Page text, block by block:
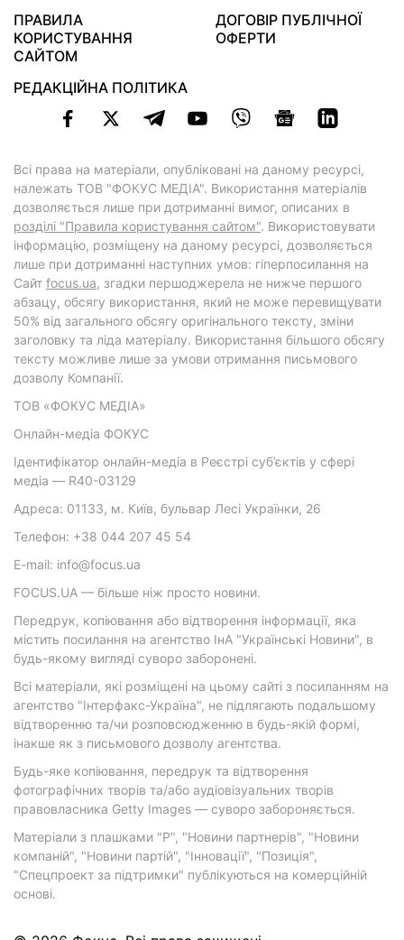
ПРАВИЛА
КОРИСТУВАННЯ
САЙТОМ
ДОГОВІР ПУБЛІЧНОЇ
ОФЕРТИ
РЕДАКЦІЙНА ПОЛІТИКА
Всі права на матеріали, опубліковані на даному ресурсі,
належать ТОВ "ФОКУС МЕДІА". Використання матеріалів
дозволяється лише при дотриманні вимог, описаних в
розділі "Правила користування сайтом". Використовувати
інформацію, розміщену на даному ресурсі, дозволяється
лише при дотриманні наступних умов: гіперпосилання на
Cайт focus.ua, згадки першоджерела не нижче першого
абзацу, обсягу використання, який не може перевищувати
50% від загального обсягу оригінального тексту, зміни
заголовку та ліда матеріалу. Використання більшого обсягу
тексту можливе лише за умови отримання письмового
дозволу Компанії.
ТОВ «ФОКУС МЕДІА»
Онлайн-медіа ФОКУС
Ідентифікатор онлайн-медіа в Реєстрі суб’єктів у сфері
медіа — R40-03129
Адреса: 01133, м. Київ, бульвар Лесі Українки, 26
Телефон: +38 044 207 45 54
E-mail: info@focus.ua
FOCUS.UA — більше ніж просто новини.
Передрук, копіювання або відтворення інформації, яка
містить посилання на агентство ІнА "Українські Новини", в
будь-якому вигляді суворо заборонені.
Всі матеріали, які розміщені на цьому сайті з посиланням на
агентство "Інтерфакс-Україна", не підлягають подальшому
відтворенню та/чи розповсюдженню в будь-якій формі,
інакше як з письмового дозволу агентства.
Будь-яке копіювання, передрук та відтворення
фотографічних творів та/або аудіовізуальних творів
правовласника Getty Images — суворо забороняється.
Матеріали з плашками "Р", "Новини партнерів", "Новини
компаній", "Новини партій", "Інновації", "Позиція",
"Спецпроект за підтримки" публікуються на комерційній
основі.